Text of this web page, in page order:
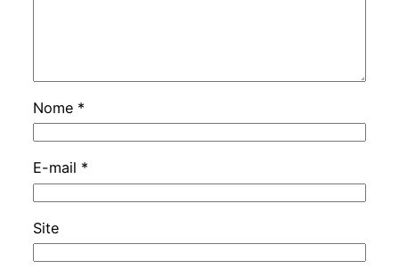
Nome *
E-mail *
Site